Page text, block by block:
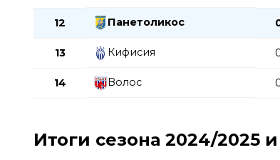
12 Панетоликос
13 Кифисия
14 Волос
Итоги сезона 2024/2025